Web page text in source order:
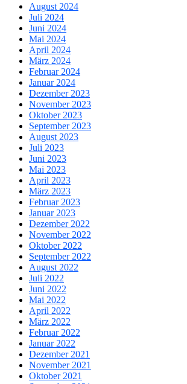
August 2024
Juli 2024
Juni 2024
Mai 2024
April 2024
März 2024
Februar 2024
Januar 2024
Dezember 2023
November 2023
Oktober 2023
September 2023
August 2023
Juli 2023
Juni 2023
Mai 2023
April 2023
März 2023
Februar 2023
Januar 2023
Dezember 2022
November 2022
Oktober 2022
September 2022
August 2022
Juli 2022
Juni 2022
Mai 2022
April 2022
März 2022
Februar 2022
Januar 2022
Dezember 2021
November 2021
Oktober 2021